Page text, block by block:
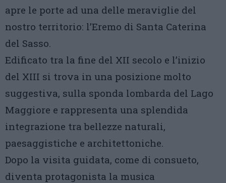
apre le porte ad una delle meraviglie del
nostro territorio: l’Eremo di Santa Caterina
del Sasso.
Edificato tra la fine del XII secolo e l’inizio
del XIII si trova in una posizione molto
suggestiva, sulla sponda lombarda del Lago
Maggiore e rappresenta una splendida
integrazione tra bellezze naturali,
paesaggistiche e architettoniche.
Dopo la visita guidata, come di consueto,
diventa protagonista la musica